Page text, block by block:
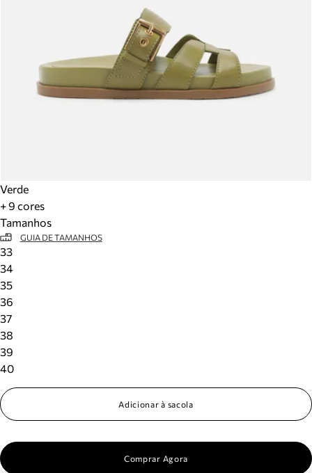
Verde
+ 9 cores
Tamanhos
GUIA DE TAMANHOS
33
34
35
36
37
38
39
40
Adicionar à sacola
Comprar Agora